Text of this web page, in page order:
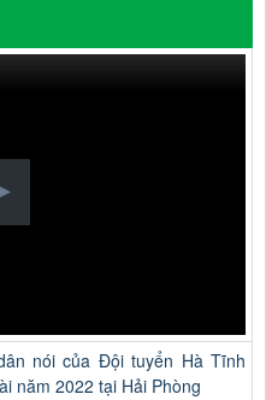
nói của Đội tuyển Hà Tĩnh
năm 2022 tại Hải Phòng